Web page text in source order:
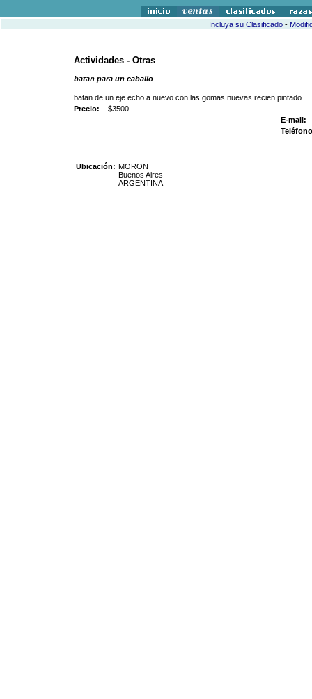
Incluya su Clasificado-
Actividades - Otras
batan para un caballo
batan de un eje echo a nuevo con las gomas nuevas recien pintado.
Precio: $3500
E-mail:
Ubicación: MORON
Buenos Aires
ARGENTINA